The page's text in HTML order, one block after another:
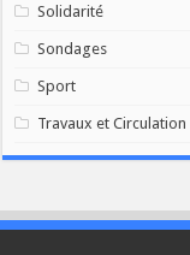
Solidarité
Sondages
Sport
Travaux et Circulation